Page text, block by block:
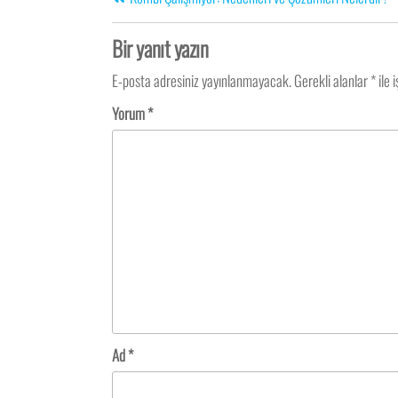
Bir yanıt yazın
E-posta adresiniz yayınlanmayacak.Gerekli alanlar*ile
Yorum*
Ad*